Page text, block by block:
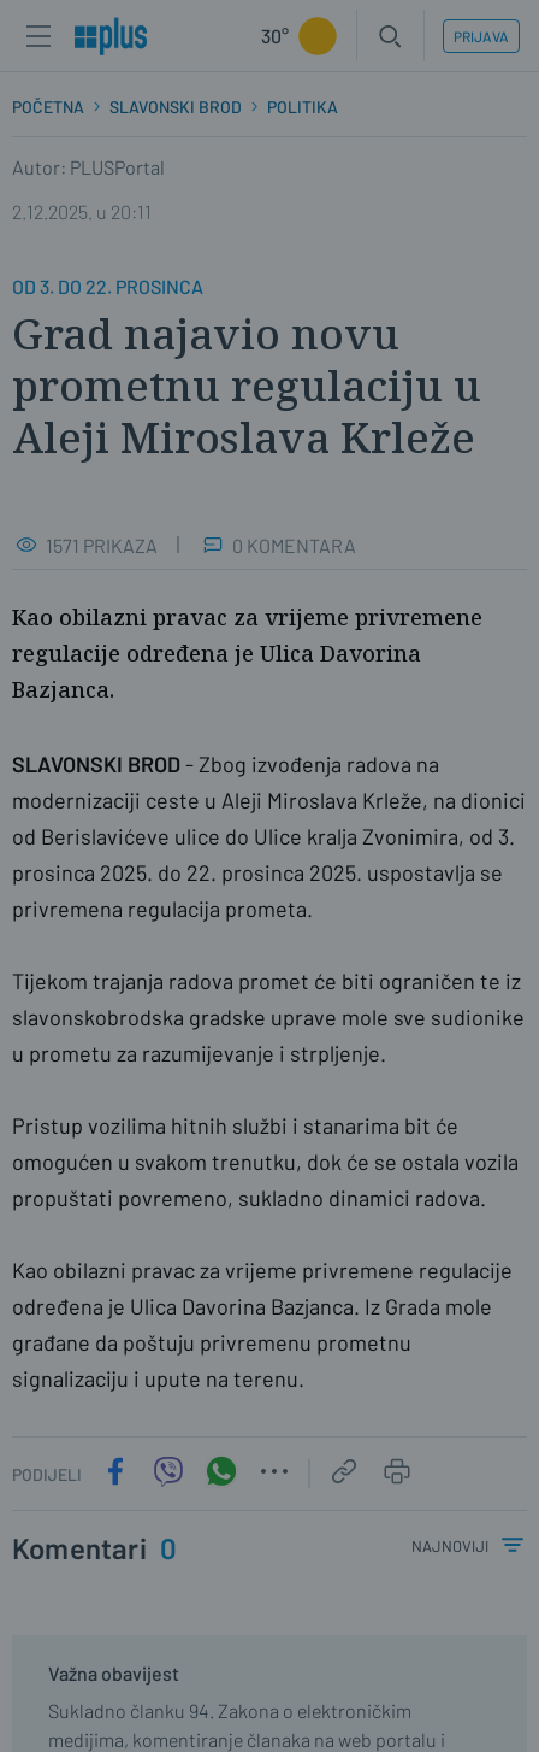
30° PRIJAVA
POČETNA SLAVONSKI BROD POLITIKA
Autor: PLUSPortal
2.12.2025. u 20:11
OD 3. DO 22. PROSINCA
Grad najavio novu
prometnu regulaciju u
Aleji Miroslava Krleže
1571 PRIKAZA 0 KOMENTARA
Kao obilazni pravac za vrijeme privremene
regulacije određena je Ulica Davorina
Bazjanca.
SLAVONSKI BROD- Zbog izvođenja radova na
modernizaciji ceste u Aleji Miroslava Krleže, na dionici
od Berislavićeve ulice do Ulice kralja Zvonimira, od 3.
prosinca 2025. do 22. prosinca 2025. uspostavlja se
privremena regulacija prometa.
Tijekom trajanja radova promet će biti ograničen te iz
slavonskobrodska gradske uprave mole sve sudionike
u prometu za razumijevanje i strpljenje.
Pristup vozilima hitnih službi i stanarima bit će
omogućen u svakom trenutku, dok će se ostala vozila
propuštati povremeno, sukladno dinamici radova.
Kao obilazni pravac za vrijeme privremene regulacije
određena je Ulica Davorina Bazjanca. Iz Grada mole
građane da poštuju privremenu prometnu
signalizaciju i upute na terenu.
PODIJELI
Komentari 0 najnoviji
Važna obavijest
Sukladno članku 94. Zakona o elektroničkim
medijima, komentiranje članaka na web portalu i